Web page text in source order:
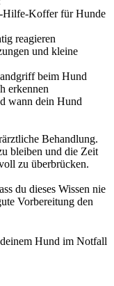
Hilfe-Koffer für Hunde
reagieren
und kleine
beim Hund
erkennen
wann dein Hund
Behandlung.
bleiben und die Zeit
zu überbrücken.
du dieses Wissen nie
Vorbereitung den
Hund im Notfall